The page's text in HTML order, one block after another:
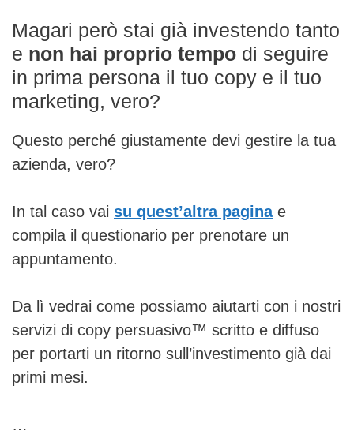
Magari però stai già investendo tanto
e non hai proprio tempo di seguire
in prima persona il tuo copy e il tuo
marketing, vero?
Questo perché giustamente devi gestire la tua
azienda, vero?
In tal caso vai su quest’altra paginae
compila il questionario per prenotare un
appuntamento.
Da lì vedrai come possiamo aiutarti con i nostri
servizi di copy persuasivo™ scritto e diffuso
per portarti un ritorno sull’investimento già dai
primi mesi.
…